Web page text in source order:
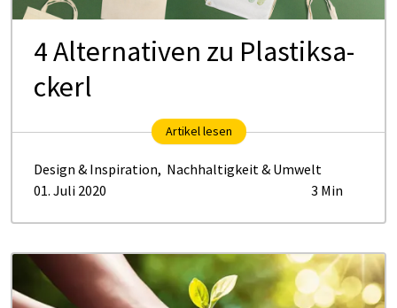
4 Al­ter­na­ti­ven zu Plas­tik­sa­
ckerl
Artikel lesen
Design & Inspiration, Nachhaltigkeit & Umwelt
01. Juli 2020
3 Min